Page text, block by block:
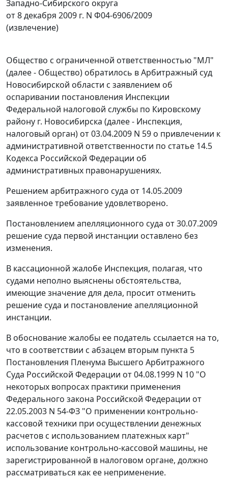
Западно-Сибирского округа
от 8 декабря 2009 г. N Ф04-6906/2009
(извлечение)
Общество с ограниченной ответственностью "МЛ"
(далее - Общество) обратилось в Арбитражный суд
Новосибирской области с заявлением об
оспаривании постановления Инспекции
Федеральной налоговой службы по Кировскому
району г. Новосибирска (далее - Инспекция,
налоговый орган) от 03.04.2009 N 59 о привлечении к
административной ответственности по статье 14.5
Кодекса Российской Федерации об
административных правонарушениях.
Решением арбитражного суда от 14.05.2009
заявленное требование удовлетворено.
Постановлением апелляционного суда от 30.07.2009
решение суда первой инстанции оставлено без
изменения.
В кассационной жалобе Инспекция, полагая, что
судами неполно выяснены обстоятельства,
имеющие значение для дела, просит отменить
решение суда и постановлениеапелляционной
инстанции.
В обоснование жалобы ее податель ссылается на то,
что в соответствии с абзацем вторым пункта 5
Постановления Пленума Высшего Арбитражного
Суда Российской Федерации от 04.08.1999 N 10 "О
некоторых вопросах практики применения
Федерального закона Российской Федерации от
22.05.2003 N 54-ФЗ "О применении контрольно-
кассовой техники при осуществлении денежных
расчетов с использованием платежных карт"
использование контрольно-кассовой машины, не
зарегистрированной в налоговом органе, должно
рассматриваться как ее неприменение.